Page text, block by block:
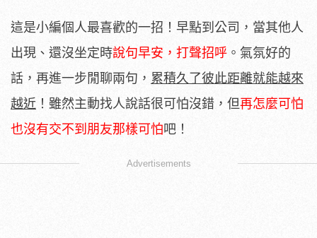
這是小編個人最喜歡的一招！早點到公司，當其他人
出現、還沒坐定時說句早安，打聲招呼 。氣氛好的
話，再進一步閒聊兩句， 累積久了彼此距離就能越來
越近 ！雖然主動找人說話很可怕沒錯，但再怎麼可怕
也沒有交不到朋友那樣可怕吧！
Advertisements